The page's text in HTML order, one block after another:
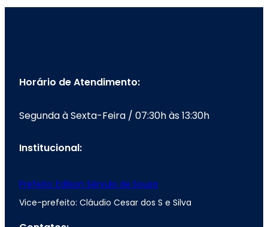
Horário de Atendimento:
Segunda à Sexta-Feira / 07:30h às 13:30h
Institucional:
Prefeito: Edilson Sérvulo de Sousa
Vice-prefeito: Cláudio Cesar dos S e Silva